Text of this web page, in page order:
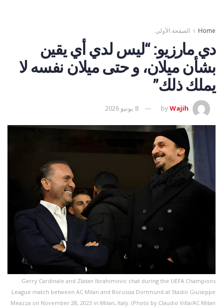
Home الصفحة الأولى
دي مارزيو: “ليس لدي أي يقين
بشأن ميلان، و حتى ميلان نفسه لا
يملك ذلك”
byWajih 8 يونيو 2026
Gerry Cardinale and Zlatan Ibrahimovic chat during the UEFA Champions
League match between AC Milan and Borussia Dortmund at Stadio Giuseppe
Meazza on November 28, 2023 in Milan, Italy. (Photo by Claudio Villa/AC Milan